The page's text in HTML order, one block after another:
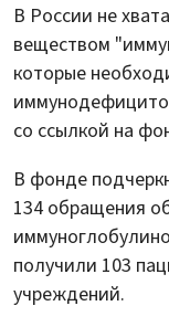
В России не
веществом
которые
со ссылкой на
В фонде
134 обращения
получили 103
учреждений.